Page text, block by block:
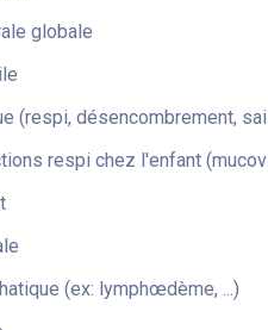
globale
(respi, désencombrement,
respi chez l'enfant
(ex: lymphœdème, ...)